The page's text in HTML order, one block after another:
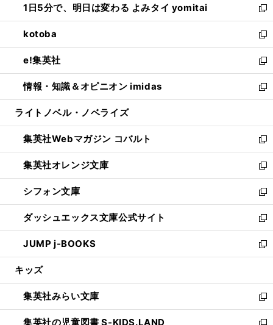
で
開
く
ド
ウ
で
開
く
ィ
ン
ド
ウ
で
開
く
い
ウ
ィ
ン
ド
ウ
で
開
1日5分で、明日は変わる よみタイ yomitai
新
し
い
ウ
ィ
ン
ド
ウ
開
く
kotoba
新
し
い
ウ
ィ
ン
ウ
で
開
く
e!集英社
新
し
い
ウ
ン
ド
ウ
で
開
く
情報・知識＆オピニオン imidas
新
し
ウ
ィ
ン
ド
ウ
で
開
く
ライトノベル・ノベライズ
集英社Webマガジン コバルト
新
し
い
ウ
ィ
ン
ド
ウ
で
開
集英社オレンジ文庫
新
し
い
ウ
ィ
ン
ド
ウ
開
く
シフォン文庫
新
し
い
ウ
ィ
ン
ウ
で
開
く
ダッシュエックス文庫公式サイト
新
し
い
ウ
ン
ド
ウ
で
JUMP j-BOOKS
新
し
ウ
ィ
ン
キッズ
集英社みらい文庫
新
し
集英社の児童図書 S-KIDS.LAND